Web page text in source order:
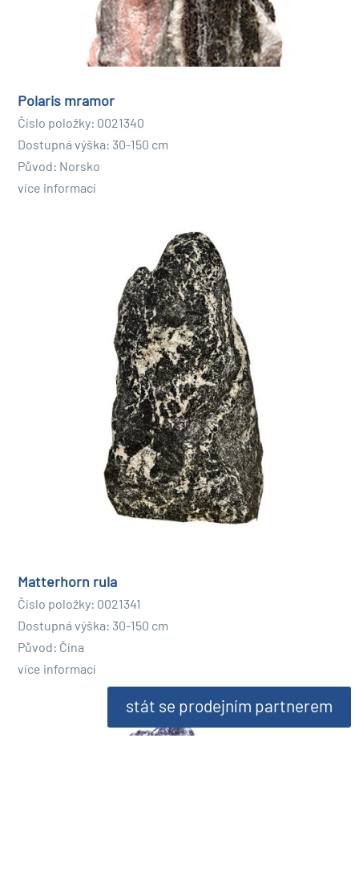
Polaris mramor
Číslo položky: 0021340
Dostupná výška: 30-150 cm
Původ: Norsko
více informací
Matterhorn rula
Číslo položky: 0021341
Dostupná výška: 30-150 cm
Původ: Čína
více informací
stát se prodejním partnerem